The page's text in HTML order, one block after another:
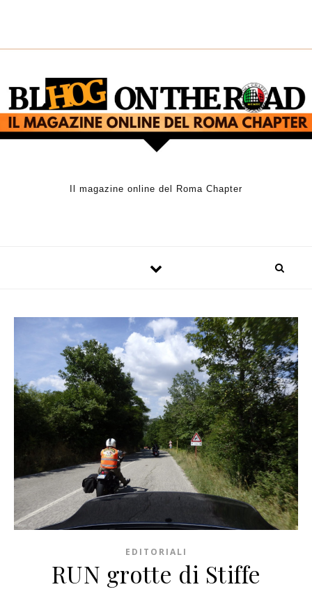
Il magazine online del Roma Chapter
EDITORIALI
RUN grotte di Stiffe